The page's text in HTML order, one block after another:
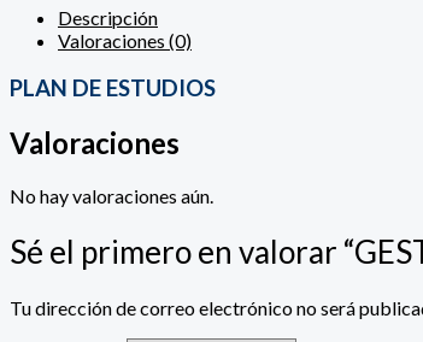
Descripción
Valoraciones (0)
PLAN DE ESTUDIOS
Valoraciones
No hay valoraciones aún.
Sé el primero en valorar
Tu dirección de correo electrónico no será